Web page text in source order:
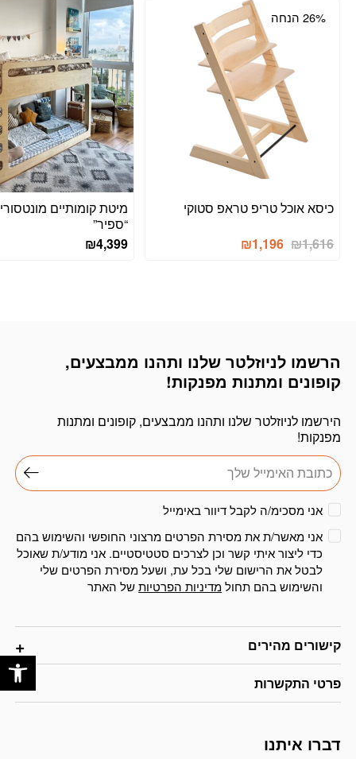
26% הנחה
כיסא אוכל טריפ טראפ סטוקי
₪1,616
המחיר₪1,196 המחיר
מיטת קומותיים
“ספיר”
₪4,399
קישורים מהירים
פרטי התקשרות
דברו איתנו
הרשמו לניוזלטר שלנו ותהנו ממבצעים,
קופונים ומתנות מפנקות!
הירשמו לניוזלטר שלנו ותהנו ממבצעים, קופונים ומתנות
מפנקות!
דוא׳׳ל
אני מסכימ/ה לקבל דיוור באימייל
אני מאשר/ת את מסירת הפרטים מרצוני החופשי והשימוש בהם
כדי ליצור איתי קשר וכן לצרכים סטטיסטיים. אני מודע/ת שאוכל
לבטל את הרישום שלי בכל עת, ושעל מסירת הפרטים שלי
והשימוש בהם תחולמדיניות הפרטיותשל האתר